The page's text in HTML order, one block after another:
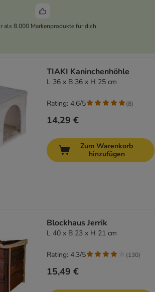
als 8.000 Markenprodukte für dich
TIAKI Kaninchenhöhle
L 36 x B 36 x H 25 cm
14,29 €
Rating: 4.6/5 (8)
Zum Warenkorb
hinzufügen
Blockhaus Jerrik
L 40 x B 23 x H 21 cm
15,49 €
Rating: 4.3/5 (130)